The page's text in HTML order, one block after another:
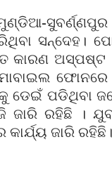
ସନ୍ଦେହ।
କାରଣ ଅସ୍ପଷ୍ଟ
ଡେଇଁ ପଡିଥିବା
ଜାରି ରହିଛି ।
କାର୍ଯ୍ୟ ଜାରି ରହିଛି।